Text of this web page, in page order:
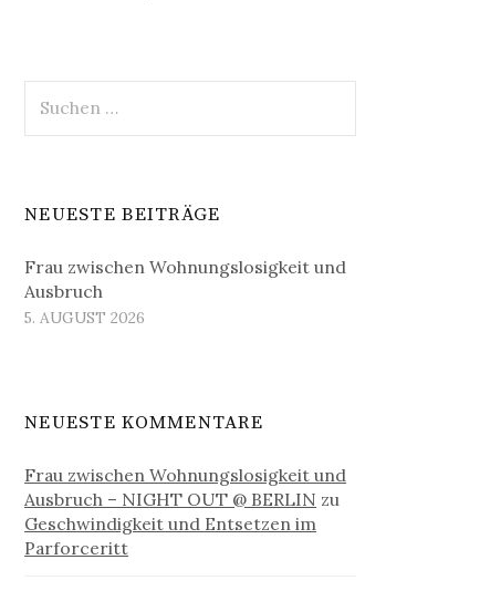
nach:
NEUESTE BEITRÄGE
Frau zwischen Wohnungslosigkeit und
Ausbruch
5. AUGUST 2026
NEUESTE KOMMENTARE
Frau zwischen Wohnungslosigkeit und
Ausbruch – NIGHT OUT @ BERLIN zu
Geschwindigkeit und Entsetzen im
Parforceritt